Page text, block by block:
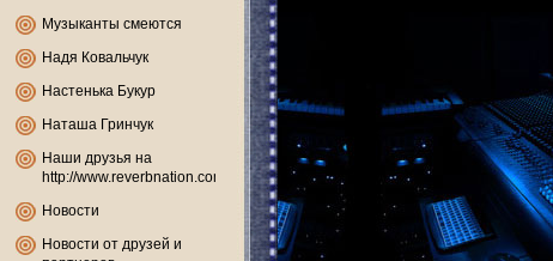
Музыканты смеются
Надя Ковальчук
Настенька Букур
Наташа Гринчук
Наши друзья на
http://www.reverbnation.com
Новости
Новости от друзей и